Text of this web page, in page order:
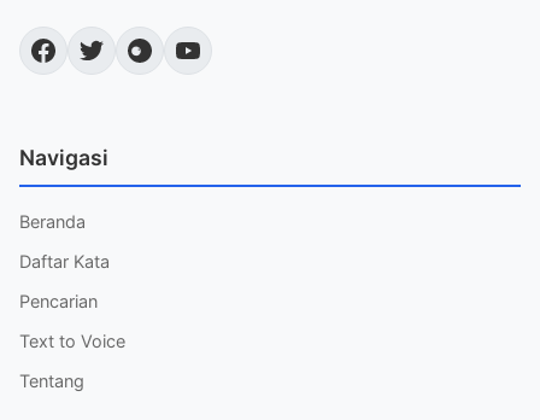
Navigasi
Beranda
Daftar Kata
Pencarian
Text to Voice
Tentang